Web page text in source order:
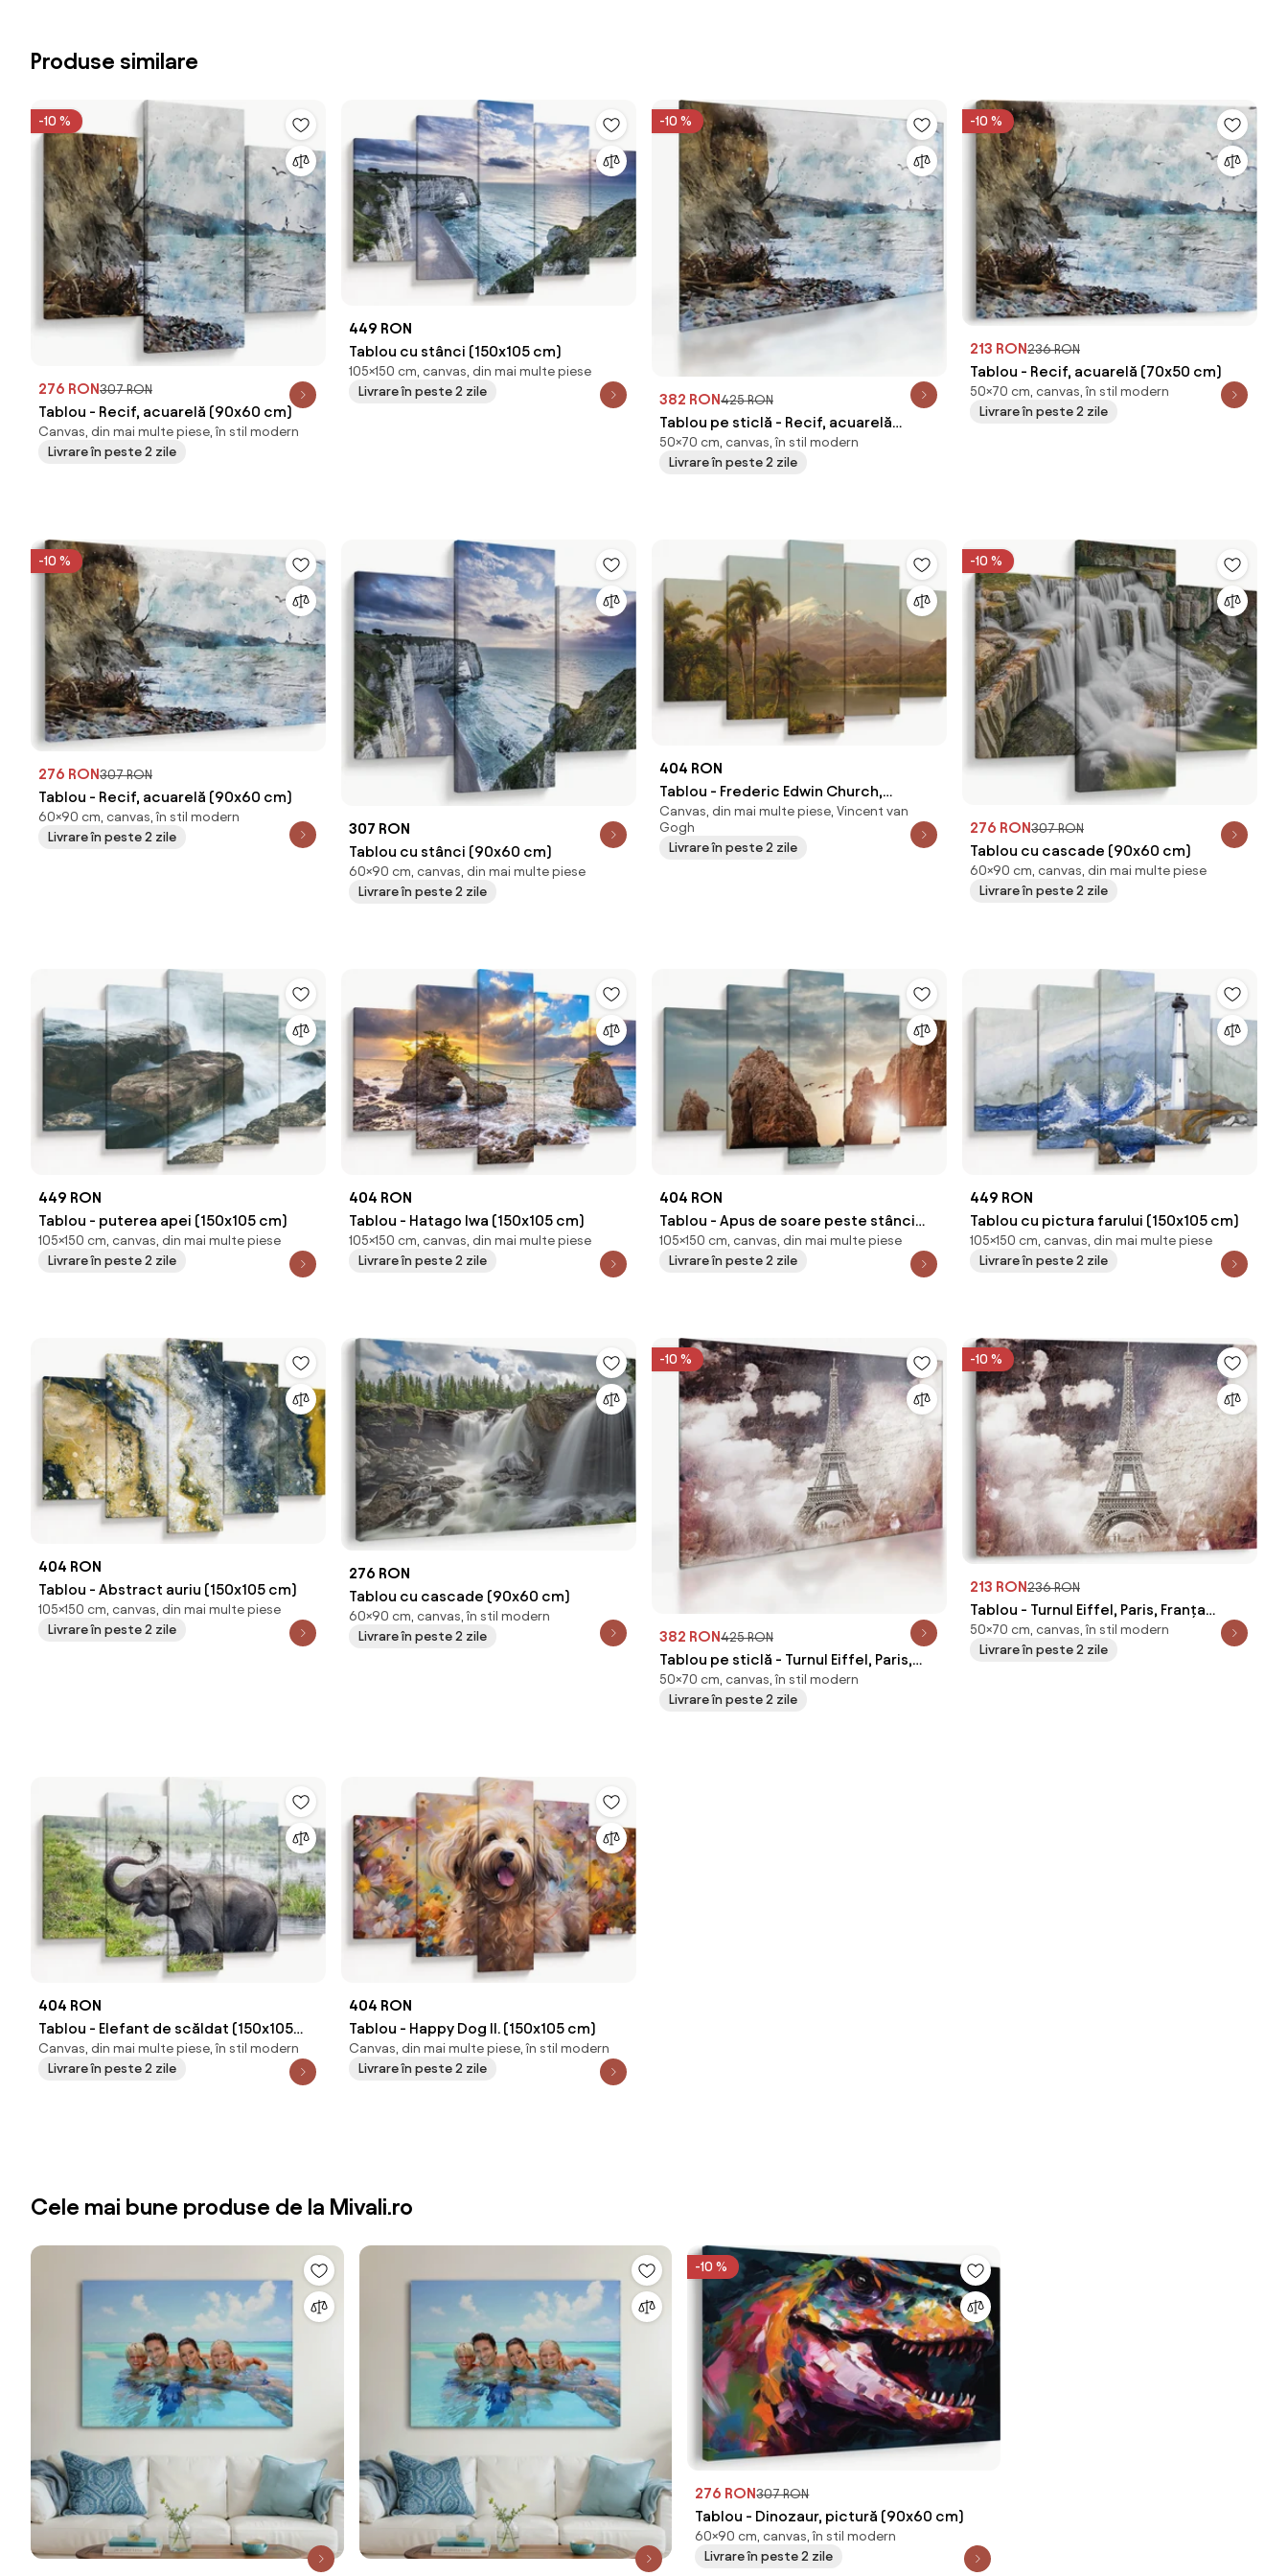
Produse similare
-10 %
276 RON307 RON
Tablou - Recif, acuarelă (90x60 cm)
Canvas, din mai multe piese, în stil modern
Livrare în peste 2 zile
449 RON
Tablou cu stânci (150x105 cm)
105×150 cm, canvas, din mai multe piese
Livrare în peste 2 zile
-10 %
382 RON425 RON
Tablou pe sticlă - Recif, acuarelă
(70x50 cm)
50×70 cm, canvas, în stil modern
Livrare în peste 2 zile
-10 %
213 RON236 RON
Tablou - Recif, acuarelă (70x50 cm)
50×70 cm, canvas, în stil modern
Livrare în peste 2 zile
-10 %
276 RON307 RON
Tablou - Recif, acuarelă (90x60 cm)
60×90 cm, canvas, în stil modern
Livrare în peste 2 zile
307 RON
Tablou cu stânci (90x60 cm)
60×90 cm, canvas, din mai multe piese
Livrare în peste 2 zile
404 RON
Tablou - Frederic Edwin Church,
Tamaca Palms, reproducere (150x105
cm)
Canvas, din mai multe piese, Vincent van
Gogh
Livrare în peste 2 zile
-10 %
276 RON307 RON
Tablou cu cascade (90x60 cm)
60×90 cm, canvas, din mai multe piese
Livrare în peste 2 zile
449 RON
Tablou - puterea apei (150x105 cm)
105×150 cm, canvas, din mai multe piese
Livrare în peste 2 zile
404 RON
Tablou - Hatago Iwa (150x105 cm)
105×150 cm, canvas, din mai multe piese
Livrare în peste 2 zile
404 RON
Tablou - Apus de soare peste stânci
(150x105 cm)
105×150 cm, canvas, din mai multe piese
Livrare în peste 2 zile
449 RON
Tablou cu pictura farului (150x105 cm)
105×150 cm, canvas, din mai multe piese
Livrare în peste 2 zile
404 RON
Tablou - Abstract auriu (150x105 cm)
105×150 cm, canvas, din mai multe piese
Livrare în peste 2 zile
276 RON
Tablou cu cascade (90x60 cm)
60×90 cm, canvas, în stil modern
Livrare în peste 2 zile
-10 %
382 RON425 RON
Tablou pe sticlă - Turnul Eiffel, Paris,
Franța (70x50 cm)
50×70 cm, canvas, în stil modern
Livrare în peste 2 zile
-10 %
213 RON236 RON
Tablou - Turnul Eiffel, Paris, Franța
(70x50 cm)
50×70 cm, canvas, în stil modern
Livrare în peste 2 zile
404 RON
Tablou - Elefant de scăldat (150x105
cm)
Canvas, din mai multe piese, în stil modern
Livrare în peste 2 zile
404 RON
Tablou - Happy Dog II. (150x105 cm)
Canvas, din mai multe piese, în stil modern
Livrare în peste 2 zile
Cele mai bune produse de la Mivali.ro
-10 %
276 RON307 RON
Tablou - Dinozaur, pictură (90x60 cm)
60×90 cm, canvas, în stil modern
Livrare în peste 2 zile